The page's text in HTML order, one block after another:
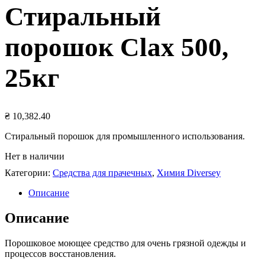
Стиральный
порошок Clax 500,
25кг
₴ 10,382.40
Стиральный порошок для промышленного использования.
Нет в наличии
Категории: Средства для прачечных, Химия Diversey
Описание
Описание
Порошковое моющее средство для очень грязной одежды и
процессов восстановления.